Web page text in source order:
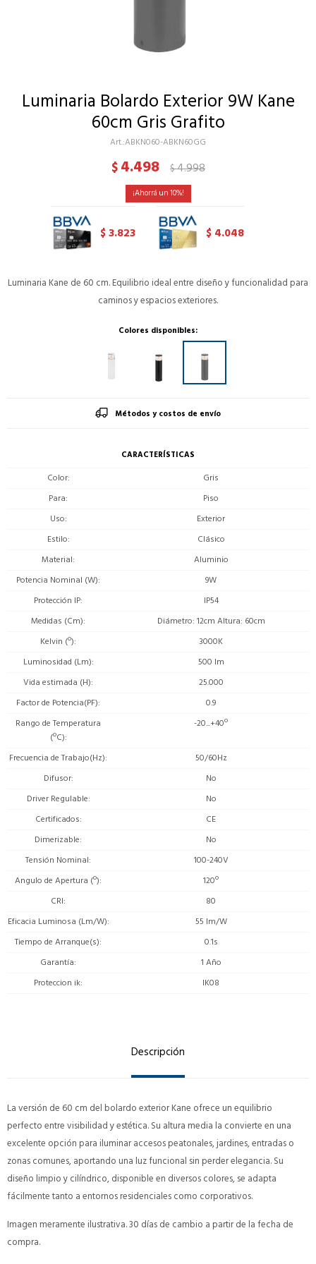
Luminaria Bolardo Exterior 9W Kane
60cm Gris Grafito
ABKN060-ABKN60GG
$4.498 $4.998
10
$3.823 $ 4.048
Luminaria Kane de 60 cm. Equilibrio ideal entre diseño y funcionalidad para
caminos y espacios exteriores.
Colores disponibles:
Métodos y costos de envío
CARACTERÍSTICAS
Color
Gris
Para
Piso
Uso
Exterior
Estilo
Clásico
Material
Aluminio
Potencia Nominal (W)
9W
Protección IP
IP54
Medidas (Cm)
Diámetro: 12cm Altura: 60cm
Kelvin (º)
3000K
Luminosidad (Lm)
500 lm
Vida estimada (H)
25.000
Factor de Potencia(PF)
0.9
Rango de Temperatura
(ºC)
-20...+40º
Frecuencia de Trabajo(Hz)
50/60Hz
Difusor
No
Driver Regulable
No
Certificados
CE
Dimerizable
No
Tensión Nominal
100-240V
Angulo de Apertura (º)
120º
CRI
80
Eficacia Luminosa (Lm/W)
55 lm/W
Tiempo de Arranque(s)
0.1s
Garantía
1 Año
Proteccion ik
IK08
Descripción
La versión de 60 cm del bolardo exterior Kane ofrece un equilibrio
perfecto entre visibilidad y estética. Su altura media la convierte en una
excelente opción para iluminar accesos peatonales, jardines, entradas o
zonas comunes, aportando una luz funcional sin perder elegancia. Su
diseño limpio y cilíndrico, disponible en diversos colores, se adapta
fácilmente tanto a entornos residenciales como corporativos.
Imagen meramente ilustrativa. 30 días de cambio a partir de la fecha de
compra.